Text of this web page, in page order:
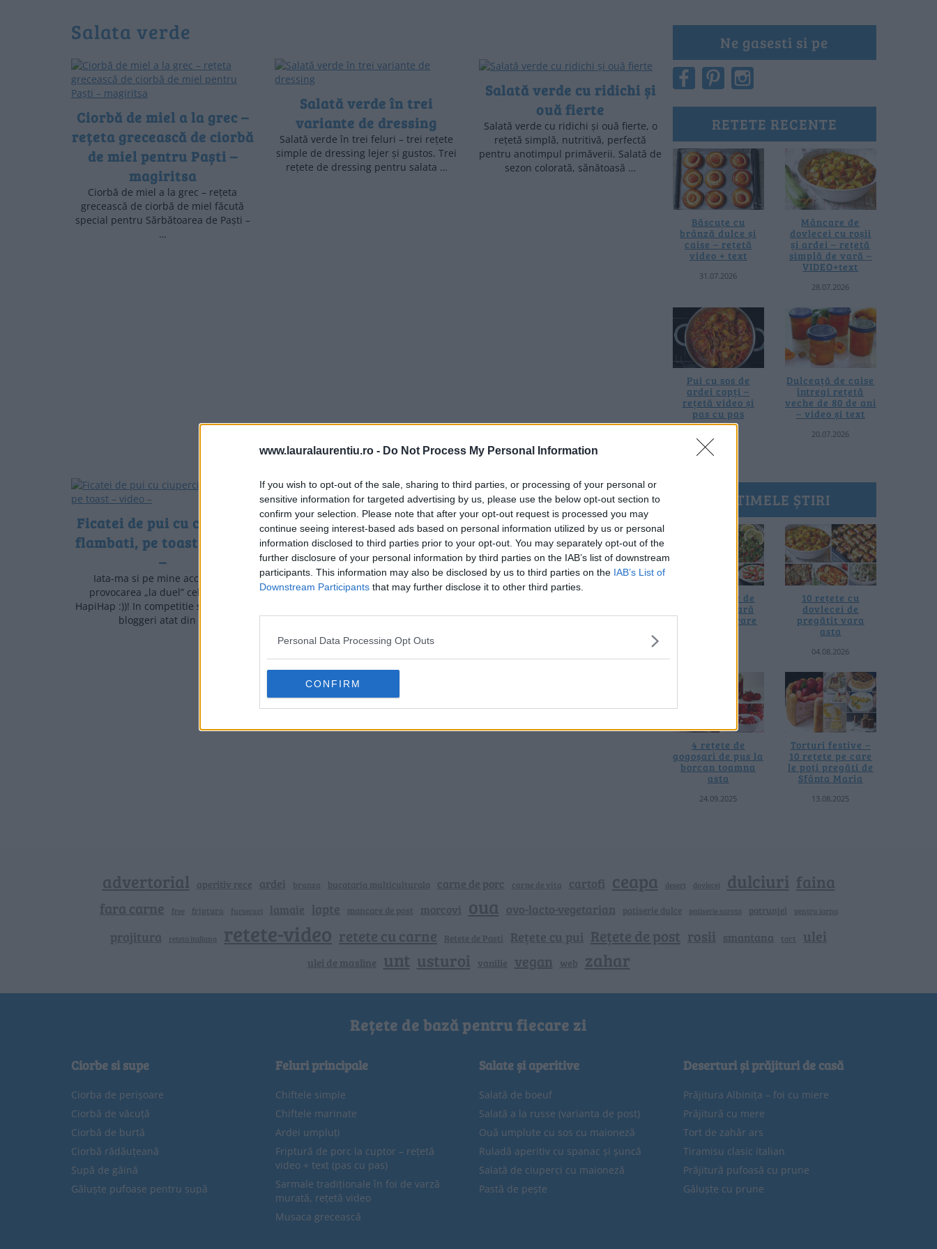
www.lauralaurentiu.ro - Do Not Process My Personal Information
If you wish to opt-out of the sale, sharing to third parties, or processing of your personal or
sensitive information for targeted advertising by us, please use the below opt-out section to
confirm your selection. Please note that after your opt-out request is processed you may
continue seeing interest-based ads based on personal information utilized by us or personal
information disclosed to third parties prior to your opt-out. You may separately opt-out of the
further disclosure of your personal information by third parties on the IAB’s list of downstream
participants. This information may also be disclosed by us to third parties on the IAB’s List of
Downstream Participants that may further disclose it to other third parties.
Personal Data Processing Opt Outs
CONFIRM
salata verde
Ciorbă de miel a la grec –
rețeta grecească de ciorbă
de miel pentru Paști –
magiritsa
Ciorbă de miel a la grec – rețeta
grecească de ciorbă de miel făcută
special pentru Sărbătoarea de Paști –
…
Salată verde în trei
variante de dressing
Salată verde în trei feluri – trei rețete
simple de dressing lejer și gustos. Trei
rețete de dressing pentru salata …
Salată verde cu ridichi și
ouă fierte
Salată verde cu ridichi și ouă fierte, o
rețetă simplă, nutritivă, perfectă
pentru anotimpul primăverii. Salată de
sezon colorată, sănătoasă …
Ficatei de pui cu ciuperci
flambati, pe toast – video
–
Iata-ma si pe mine acceptand
provocarea „la duel” celor de la
HapiHap :))! In competitie s-au inscris
bloggeri atat din …
Ne gasesti si pe
RETETE RECENTE
Băscuțe cu
brânză dulce și
caise – rețetă
video + text
31.07.2026
Mâncare de
dovlecei cu roșii
și ardei – rețetă
simplă de vară –
VIDEO+text
28.07.2026
Pui cu sos de
ardei copți –
rețetă video și
pas cu pas
Dulceață de caise
întregi rețetă
veche de 80 de ani
– video și text
20.07.2026
ULTIMELE ȘTIRI
20 de rețete de
salate de vară
fără prelucrare
10 rețete cu
dovlecei de
pregătit vara
asta
04.08.2026
4 rețete de
gogoșari de pus la
borcan toamna
asta
24.09.2025
Torturi festive –
10 rețete pe care
le poți pregăti de
Sfânta Maria
13.08.2025
advertorial aperitiv rece ardei branza bucataria multiculturala carne de porc carne de vita cartofi ceapa desert dovlecei dulciuri faina
fara carne free friptura fursecuri lamaie lapte mancare de post morcovi oua ovo-lacto-vegetarian patiserie dulce patiserie sarata patrunjel pentru iarna
prajitura reteta italiana retete-video retete cu carne Retete de Pasti Rețete cu pui Rețete de post rosii smantana tort ulei
ulei de masline unt usturoi vanilie vegan web zahar
Rețete de bază pentru fiecare zi
Ciorbe si supe
Ciorba de perișoare
Ciorbă de văcuță
Ciorbă de burtă
Ciorbă rădăuțeană
Supă de găină
Găluște pufoase pentru supă
Feluri principale
Chiftele simple
Chiftele marinate
Ardei umpluți
Friptură de porc la cuptor – rețetă
video + text (pas cu pas)
Sarmale tradiționale în foi de varză
murată, rețetă video
Musaca grecească
Salate și aperitive
Salată de boeuf
Salată a la russe (varianta de post)
Ouă umplute cu sos cu maioneză
Ruladă aperitiv cu spanac și șuncă
Salată de ciuperci cu maioneză
Pastă de pește
Deserturi și prăjituri de casă
Prăjitura Albinița – foi cu miere
Prăjitură cu mere
Tort de zahăr ars
Tiramisu clasic italian
Prăjitură pufoasă cu prune
Găluște cu prune